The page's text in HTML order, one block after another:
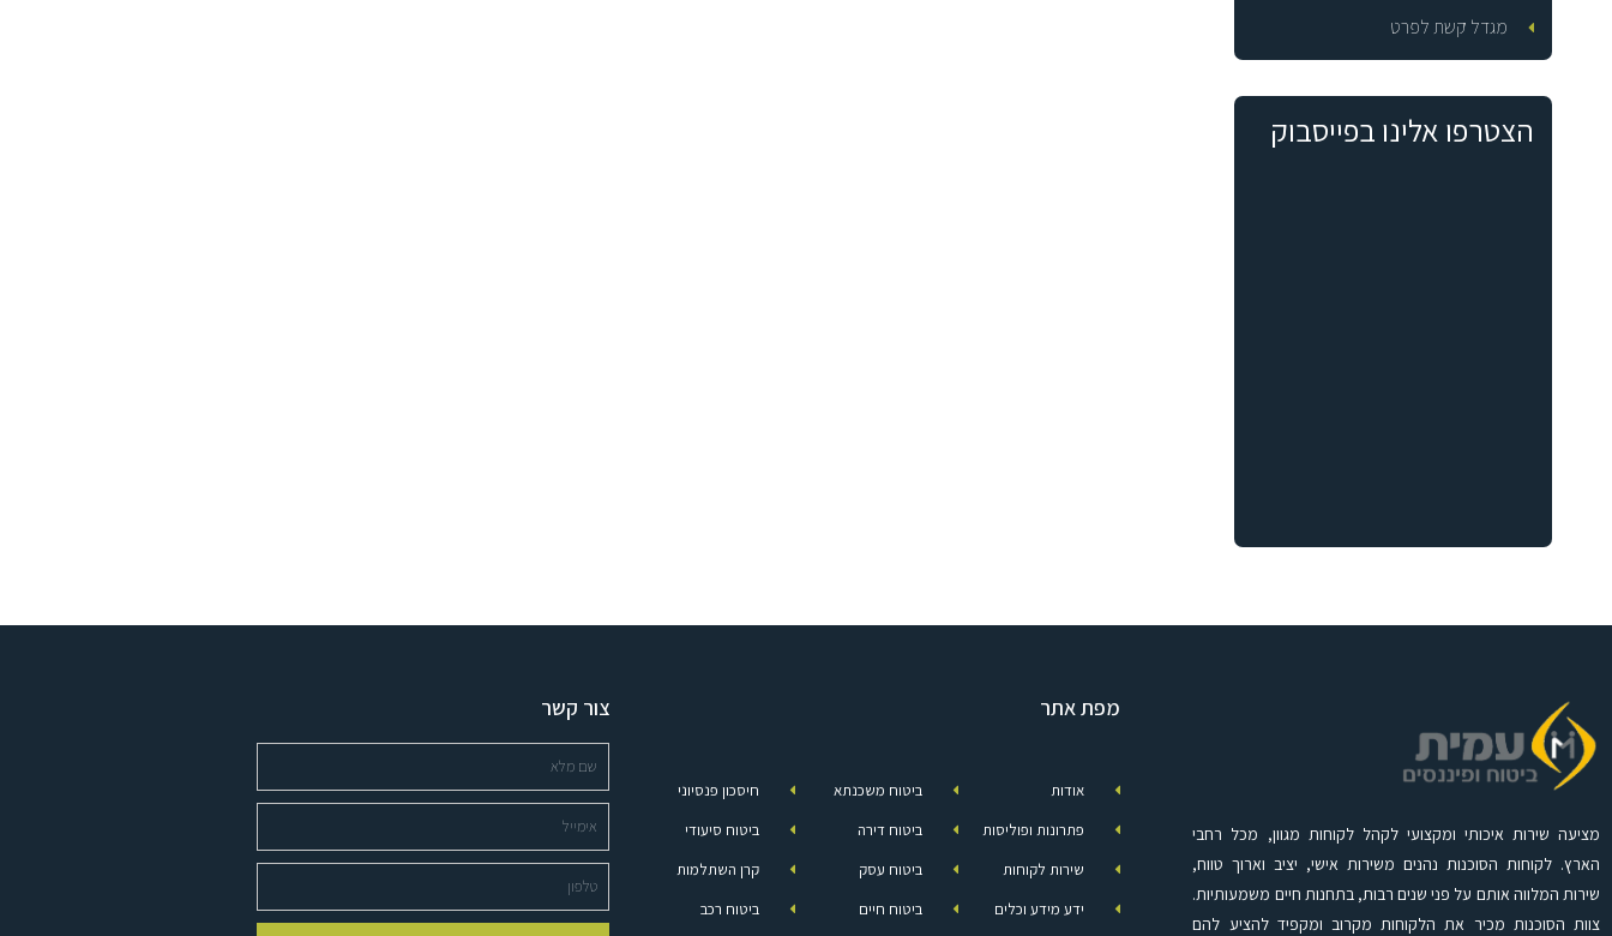
מגדל קשת לפרט
הצטרפו אלינו בפייסבוק
מציעה שירות איכותי ומקצועי לקהל לקוחות מגוון, מכל רחבי
הארץ. לקוחות הסוכנות נהנים משירות אישי, יציב וארוך טווח,
שירות המלווה אותם על פני שנים רבות, בתחנות חיים משמעותיות.
צוות הסוכנות מכיר את הלקוחות מקרוב ומקפיד להציע להם
מפת אתר
אודות
פתרונות ופוליסות
שירות לקוחות
ידע מידע וכלים
ביטוח משכנתא
ביטוח דירה
ביטוח עסק
ביטוח חיים
חיסכון פנסיוני
ביטוח סיעודי
קרן השתלמות
ביטוח רכב
צור קשר